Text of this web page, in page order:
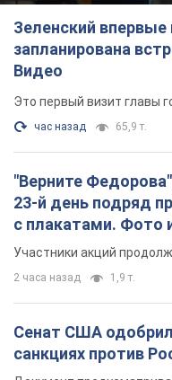
Зеленский
запланирована
Видео
Это первый визит главы
час назад 65,9 т.
"Верните
23-й день подряд
с плакатами. Фото
Участники акций
2 часа назад 1,9 т.
Сенат США одобрил
санкциях против